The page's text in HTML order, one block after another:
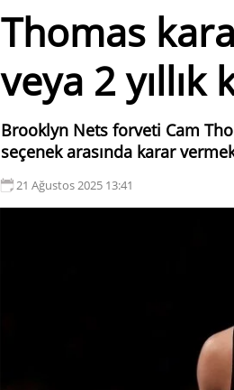
Thomas
veya 2 yıllık
Brooklyn Nets forveti Cam
seçenek arasında karar
21 Ağustos 2025 13:41